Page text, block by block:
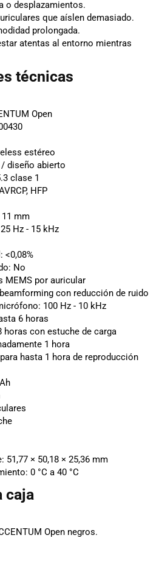
o desplazamientos.
que aíslen demasiado.
prolongada.
atentas al entorno mientras
técnicas
Open
estéreo
/ diseño abierto
clase 1
HFP
mm
25 Hz - 15 kHz
<0,08%
No
MEMS por auricular
beamforming con reducción de ruido
100 Hz - 10 kHz
6 horas
horas con estuche de carga
1 hora
hasta 1 hora de reproducción
51,77 × 50,18 × 25,36 mm
0 °C a 40 °C
caja
Open negros.